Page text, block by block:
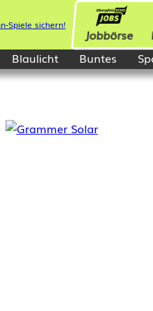
Jobbörse
Blaulicht Buntes